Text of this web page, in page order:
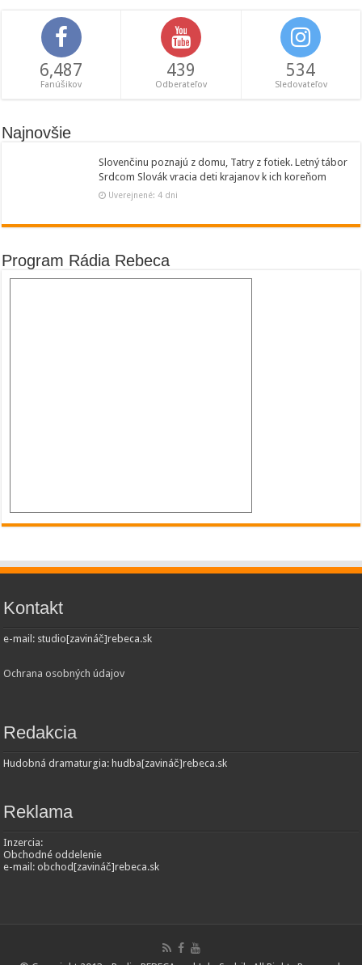
6,487
Fanúšikov
439
Odberateľov
534
Sledovateľov
Najnovšie
Slovenčinu poznajú z domu, Tatry z fotiek. Letný tábor
Srdcom Slovák vracia deti krajanov k ich koreňom
Uverejnené: 4 dni
Program Rádia Rebeca
Kontakt
e-mail: studio[zavináč]rebeca.sk
Ochrana osobných údajov
Redakcia
Hudobná dramaturgia: hudba[zavináč]rebeca.sk
Reklama
Inzercia:
Obchodné oddelenie
e-mail: obchod[zavináč]rebeca.sk